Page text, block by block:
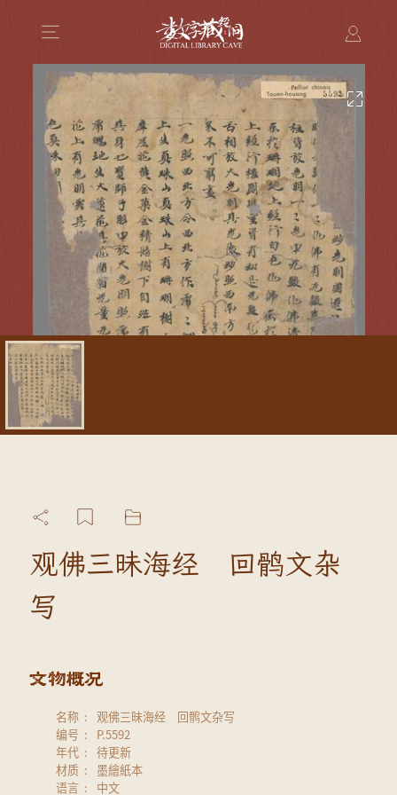
观佛三昧海经 回鹘文杂
写
名称
观佛三昧海经 回鹘文杂写
编号
P.5592
年代
待更新
材质
墨繪紙本
语言
中文